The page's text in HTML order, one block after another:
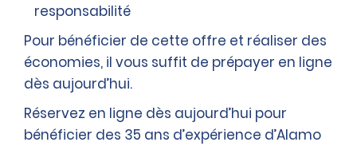
responsabilité
Pour bénéficier de cette offre et réaliser des
économies, il vous suffit de prépayer en ligne
dès aujourd’hui.
Réservez en ligne dès aujourd’hui pour
bénéficier des 35 ans d’expérience d’Alamo